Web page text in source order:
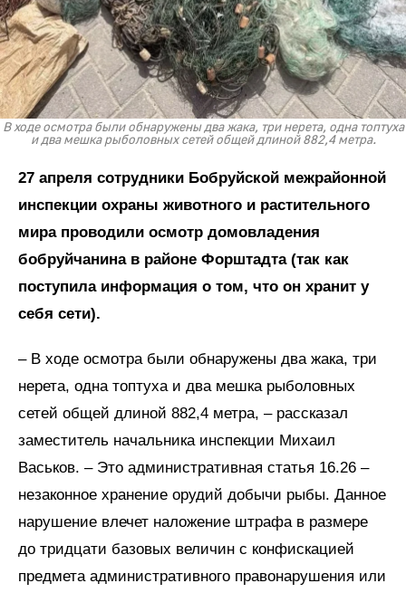
В ходе осмотра были обнаружены два жака, три нерета, одна топтуха
и два мешка рыболовных сетей общей длиной 882,4 метра.
27 апреля сотрудники Бобруйской межрайонной
инспекции охраны животного и растительного
мира проводили осмотр домовладения
бобруйчанина в районе Форштадта (так как
поступила информация о том, что он хранит у
себя сети).
– В ходе осмотра были обнаружены два жака, три
нерета, одна топтуха и два мешка рыболовных
сетей общей длиной 882,4 метра, – рассказал
заместитель начальника инспекции Михаил
Васьков. – Это административная статья 16.26 –
незаконное хранение орудий добычи рыбы. Данное
нарушение влечет наложение штрафа в размере
до тридцати базовых величин с конфискацией
предмета административного правонарушения или